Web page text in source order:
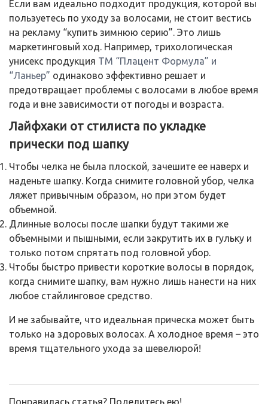
Если вам идеально подходит продукция, которой вы
пользуетесь по уходу за волосами, не стоит вестись
на рекламу “купить зимнюю серию”. Это лишь
маркетинговый ход. Например, трихологическая
унисекс продукция ТМ “Плацент Формула” и
“Ланьер” одинаково эффективно решает и
предотвращает проблемы с волосами в любое время
года и вне зависимости от погоды и возраста.
Лайфхаки от стилиста по укладке
прически под шапку
Чтобы челка не была плоской, зачешите ее наверх и
наденьте шапку. Когда снимите головной убор, челка
ляжет привычным образом, но при этом будет
объемной.
Длинные волосы после шапки будут такими же
объемными и пышными, если закрутить их в гульку и
только потом спрятать под головной убор.
Чтобы быстро привести короткие волосы в порядок,
когда снимите шапку, вам нужно лишь нанести на них
любое стайлинговое средство.
И не забывайте, что идеальная прическа может быть
только на здоровых волосах. А холодное время – это
время тщательного ухода за шевелюрой!
Понравилась статья? Поделитесь ею!